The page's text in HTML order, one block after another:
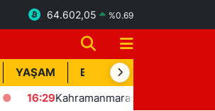
64.602,05 %0.69
YAŞAM BİK İLAN
16:29 Kahramanmaraş'ta yangın ve